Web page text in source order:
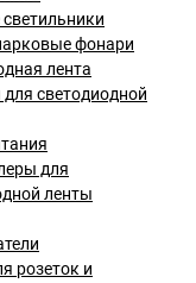
фонари
лента
светодиодной
для
ленты
розеток и